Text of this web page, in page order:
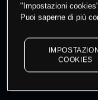
I prezzi sono solo
dati di
"Impostazioni
Puoi saperne di più
COOKIES